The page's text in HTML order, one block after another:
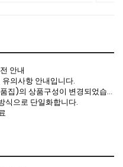
안내
의사항 안내입니다.
+ 모바일 리플렛 및 디지털 전시도록(작품집)의 상품구성이 변경되었습니다.
식으로 단일화합니다.